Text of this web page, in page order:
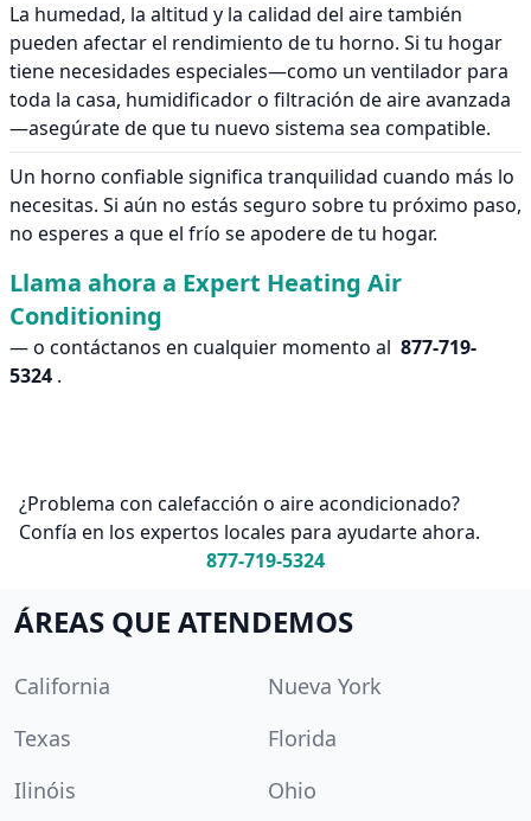
La humedad, la altitud y la calidad del aire también
pueden afectar el rendimiento de tu horno. Si tu hogar
tiene necesidades especiales—como un ventilador para
toda la casa, humidificador o filtración de aire avanzada
—asegúrate de que tu nuevo sistema sea compatible.
Un horno confiable significa tranquilidad cuando más lo
necesitas. Si aún no estás seguro sobre tu próximo paso,
no esperes a que el frío se apodere de tu hogar.
Llama ahora a Expert Heating Air
Conditioning
— o contáctanos en cualquier momento al 877-719-
5324 .
¿Problema con calefacción o aire acondicionado?
Confía en los expertos locales para ayudarte ahora.
877-719-5324
ÁREAS QUE ATENDEMOS
California
Nueva York
Texas
Florida
Ilinóis
Ohio